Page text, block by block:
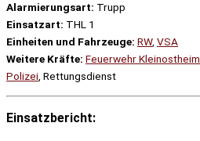
Alarmierungsart: Trupp
Einsatzart: THL 1
Einheiten und Fahrzeuge: RW, VSA
Weitere Kräfte: Feuerwehr Kleinostheim
Polizei , Rettungsdienst
Einsatzbericht: